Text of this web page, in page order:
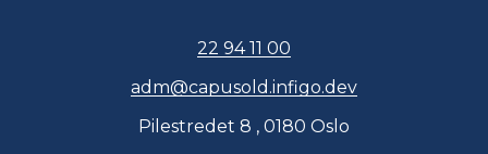
22 94 11 00
adm@capusold.infigo.dev
Pilestredet 8 , 0180 Oslo